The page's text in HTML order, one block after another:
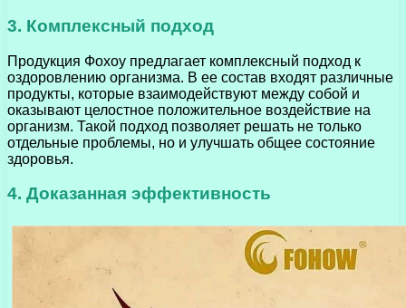
3. Комплексный подход
Продукция Фохоу предлагает комплексный подход к
оздоровлению организма. В ее состав входят различные
продукты, которые взаимодействуют между собой и
оказывают целостное положительное воздействие на
организм. Такой подход позволяет решать не только
отдельные проблемы, но и улучшать общее состояние
здоровья.
4. Доказанная эффективность